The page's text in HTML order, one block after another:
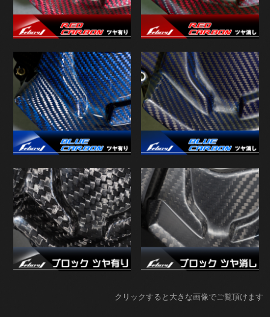
クリックすると大きな画像でご覧頂けます